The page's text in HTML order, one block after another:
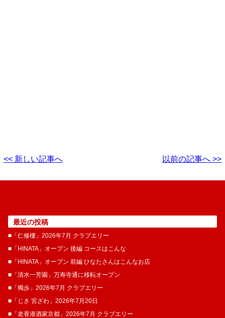
<< 新しい記事へ 以前の記事へ >>
最近の投稿
■「仁修樓」2026年7月 クラブエリー
■「HINATA」オープン 後編 コースはこんな
■「HINATA」オープン 前編 ひなたさんはこんなお店
■「清水一芳園」万寿寺通に移転オープン
■「獨歩」2026年7月 クラブエリー
■「じき 宮ざわ」2026年7月20日
■「老香港酒家京都」2026年7月 クラブエリー